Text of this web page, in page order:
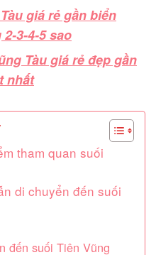
giá rẻ gần biển
3-4-5 sao
Tàu giá rẻ đẹp gần
nhất
tham quan suối
di chuyển đến suối
đến suối Tiên Vũng